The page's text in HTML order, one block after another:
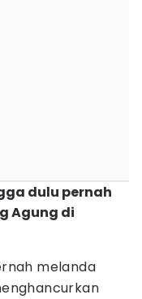
dulu pernah
Agung di
melanda